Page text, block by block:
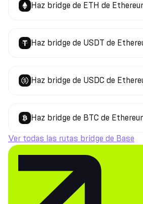
Haz bridge de ETH de
Haz bridge de USDT de
Haz bridge de USDC de
Haz bridge de BTC de
Ver todas las rutas bridge de Base